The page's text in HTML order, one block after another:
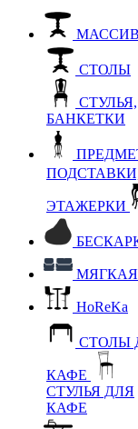
МАССИВ
СТОЛЫ
СТУЛЬЯ,
БАНКЕТКИ
ЭТАЖЕРКИ
HoReKa
СТОЛЫ
КАФЕ
СТУЛЬЯ ДЛЯ
КАФЕ